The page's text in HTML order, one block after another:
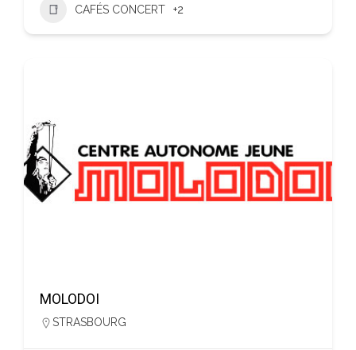
CAFÉS CONCERT +2
MOLODOI
STRASBOURG